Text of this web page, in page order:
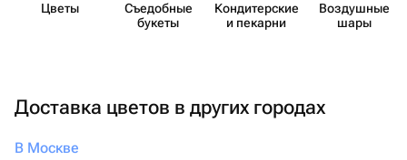
Цветы
Съедобные
букеты
Кондит​ерские
и пекарни
Воздушные
шары
Доставка цветов в других городах
В Москве